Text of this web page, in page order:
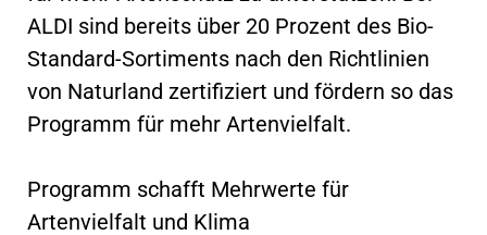
ALDI sind bereits über 20 Prozent des Bio-
Standard-Sortiments nach den Richtlinien
von Naturland zertifiziert und fördern so das
Programm für mehr Artenvielfalt.
Programm schafft Mehrwerte für
Artenvielfalt und Klima